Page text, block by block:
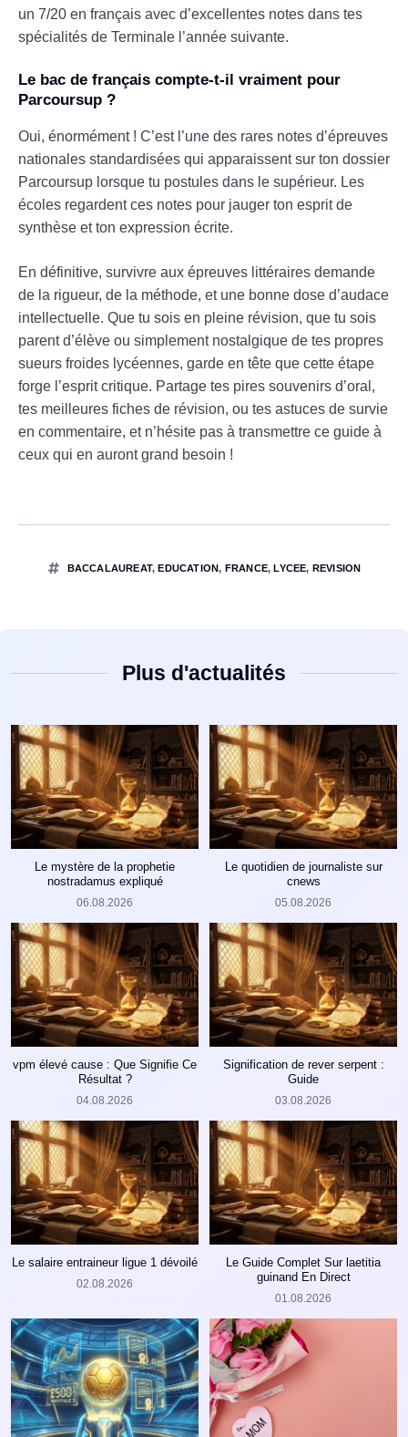
un 7/20 en français avec d’excellentes notes dans tes
spécialités de Terminale l’année suivante.
Le bac de français compte-t-il vraiment pour
Parcoursup ?
Oui, énormément ! C’est l’une des rares notes d’épreuves
nationales standardisées qui apparaissent sur ton dossier
Parcoursup lorsque tu postules dans le supérieur. Les
écoles regardent ces notes pour jauger ton esprit de
synthèse et ton expression écrite.
En définitive, survivre aux épreuves littéraires demande
de la rigueur, de la méthode, et une bonne dose d’audace
intellectuelle. Que tu sois en pleine révision, que tu sois
parent d’élève ou simplement nostalgique de tes propres
sueurs froides lycéennes, garde en tête que cette étape
forge l’esprit critique. Partage tes pires souvenirs d’oral,
tes meilleures fiches de révision, ou tes astuces de survie
en commentaire, et n’hésite pas à transmettre ce guide à
ceux qui en auront grand besoin !
BACCALAUREAT,EDUCATION, FRANCE,LYCEE, REVISION
Plus d'actualités
Le mystère de la prophetie
nostradamus expliqué
06.08.2026
Le quotidien de journaliste sur
cnews
05.08.2026
vpm élevé cause : Que Signifie Ce
Résultat ?
04.08.2026
Signification de rever serpent :
Guide
03.08.2026
Le salaire entraineur ligue 1 dévoilé
02.08.2026
Le Guide Complet Sur laetitia
guinand En Direct
01.08.2026